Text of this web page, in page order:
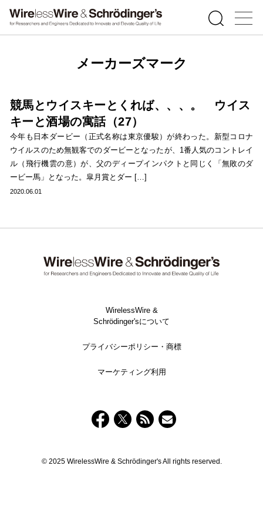
メーカーズマーク
競馬とウイスキーとくれば、、、。 ウイス
キーと酒場の寓話（27）
今年も日本ダービー（正式名称は東京優駿）が終わった。新型コロナ
ウイルスのため無観客でのダービーとなったが、1番人気のコントレイ
ル（飛行機雲の意）が、父のディープインパクトと同じく「無敗のダ
ービー馬」となった。皐月賞とダー […]
2020.06.01
WirelessWire &
Schrödinger'sについて
プライバシーポリシー・商標
マーケティング利用
© 2025 WirelessWire & Schrödinger's All rights reserved.